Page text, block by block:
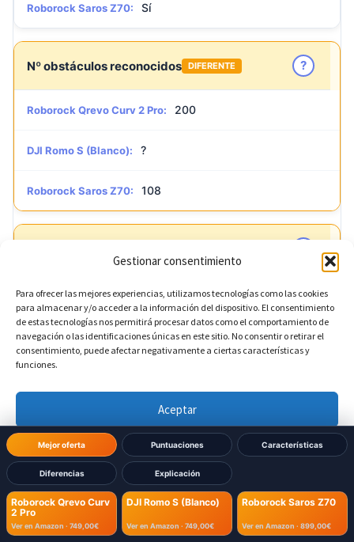
Gestionar consentimiento
Para ofrecer las mejores experiencias, utilizamos tecnologías como las cookies
para almacenar y/o acceder a la información del dispositivo. El consentimiento
de estas tecnologías nos permitirá procesar datos como el comportamiento de
navegación o las identificaciones únicas en este sitio. No consentir o retirar el
consentimiento, puede afectar negativamente a ciertas características y
funciones.
Aceptar
Denegar
Ver preferencias
Política de cookies Política de Privacidad Aviso Legal
Mejor oferta Puntuaciones Características
Diferencias Explicación
Roborock Qrevo Curv
2 Pro
Ver en Amazon · 749,00€
DJI Romo S (Blanco)
Ver en Amazon · 749,00€
Roborock Saros Z70
Ver en Amazon · 899,00€
Roborock Saros Z70: Sí
Nº obstáculos reconocidos DIFERENTE ?
Roborock Qrevo Curv 2 Pro: 200
DJI Romo S (Blanco): ?
Roborock Saros Z70: 108
Roborock Qrevo Curv 2 Pro: Sí
DJI Romo S (Blanco): ?
Detección de cortinas ?
Roborock Qrevo Curv 2 Pro: No
DJI Romo S (Blanco):